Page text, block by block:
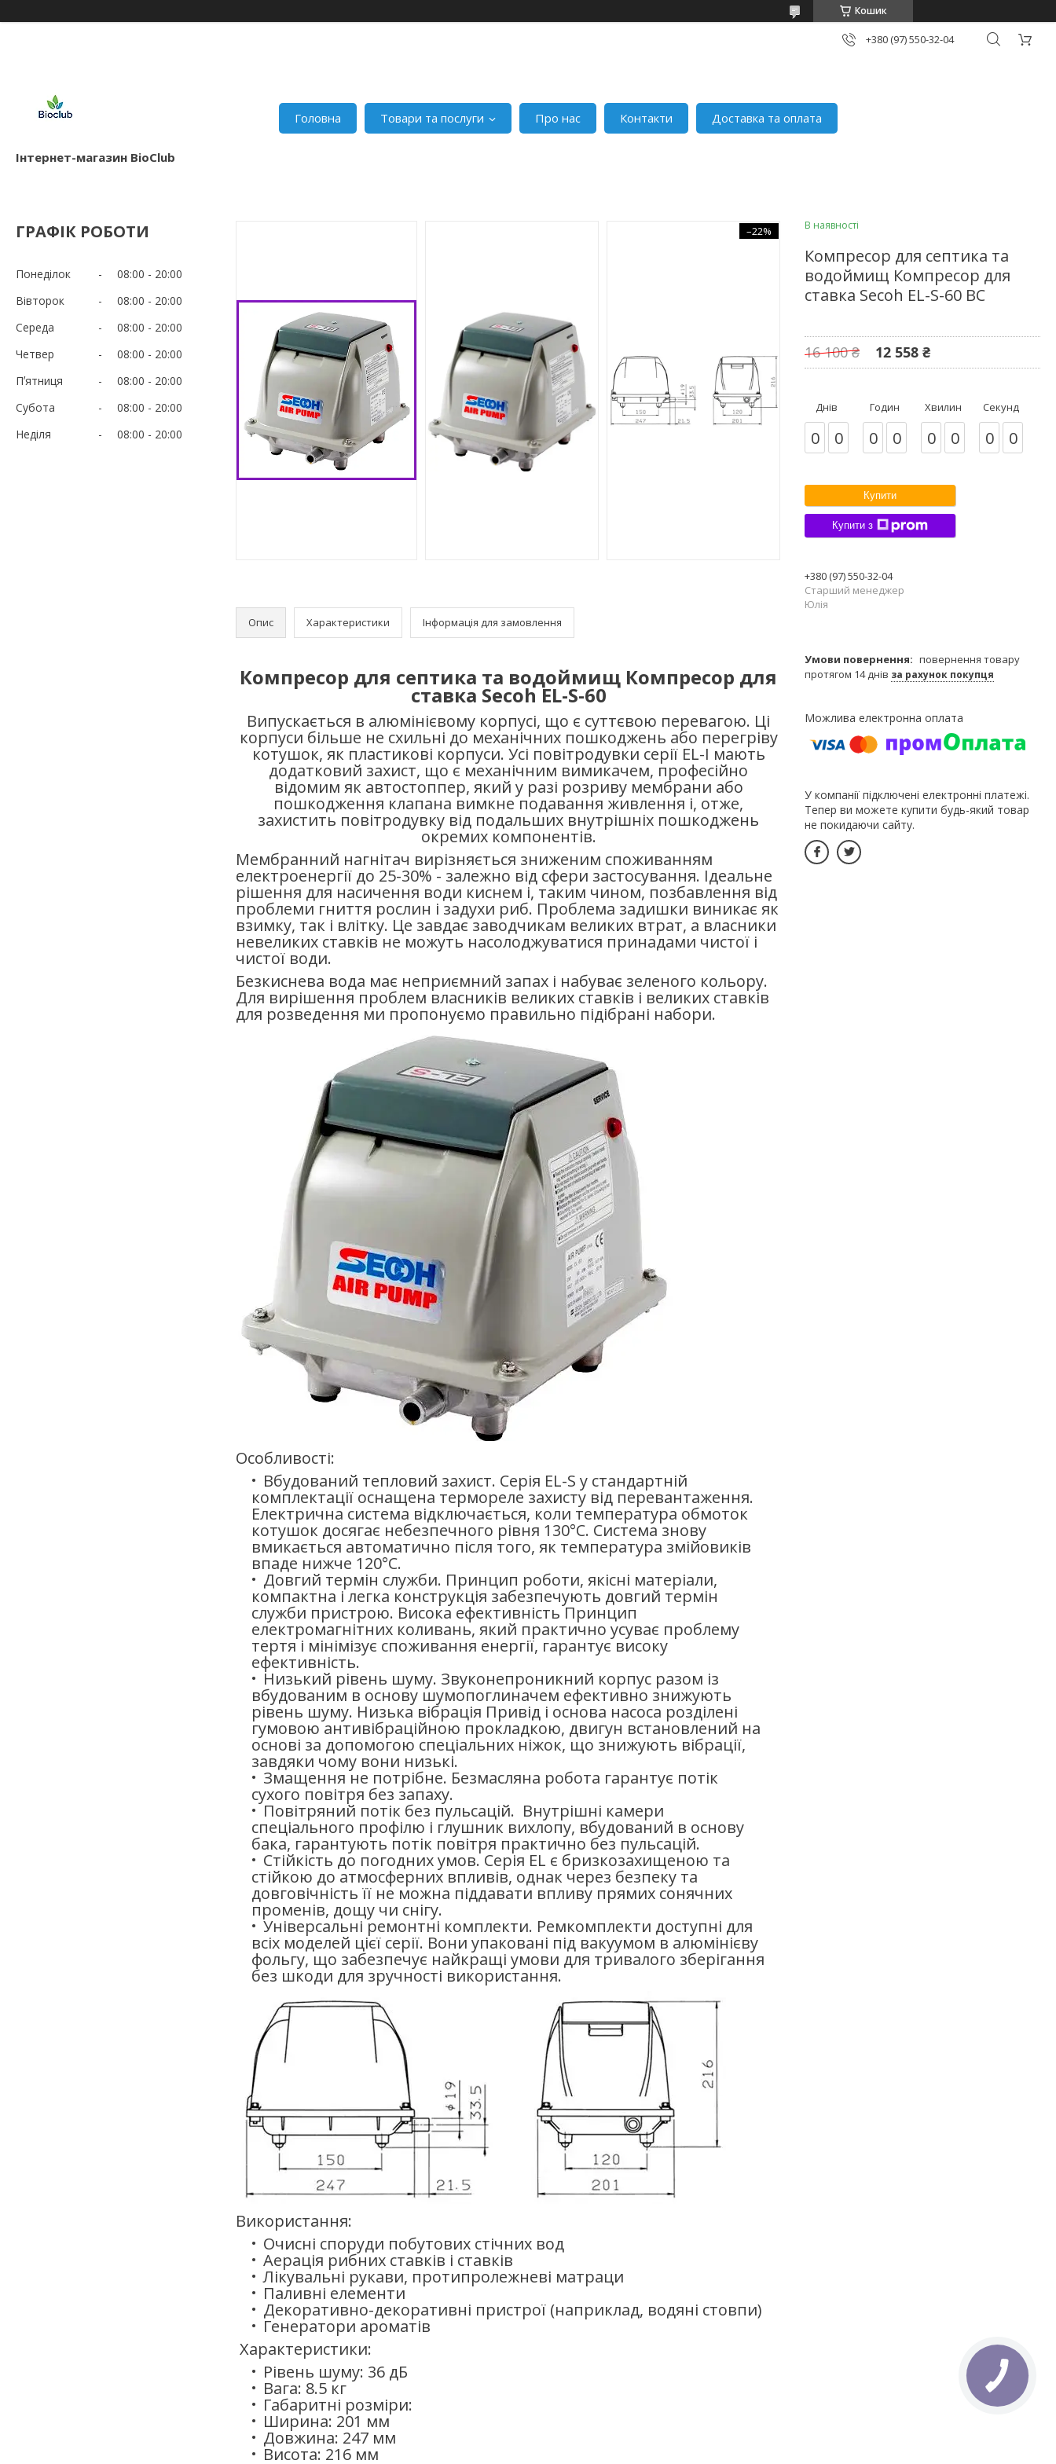
Кошик
+380 (97) 550-32-04
Інтернет-магазин BioClub
Головна Товари та послуги Про нас Контакти Доставка та оплата
ГРАФІК РОБОТИ
Понеділок 08:00
20:00
Вівторок
08:00
20:00
Середа
08:00
20:00
Четвер
08:00
20:00
Пʼятниця
08:00
20:00
Субота
08:00
20:00
Неділя
08:00 20:00
–22%
Опис Характеристики Інформація для замовлення
Компресор для септика та водоймищ Компресор для
ставка Secoh EL-S-60
Випускається в алюмінієвому корпусі, що є суттєвою перевагою. Ці
корпуси більше не схильні до механічних пошкоджень або перегріву
котушок, як пластикові корпуси. Усі повітродувки серії EL-I мають
додатковий захист, що є механічним вимикачем, професійно
відомим як автостоппер, який у разі розриву мембрани або
пошкодження клапана вимкне подавання живлення і, отже,
захистить повітродувку від подальших внутрішніх пошкоджень
окремих компонентів.
Мембранний нагнітач вирізняється зниженим споживанням
електроенергії до 25-30% - залежно від сфери застосування. Ідеальне
рішення для насичення води киснем і, таким чином, позбавлення від
проблеми гниття рослин і задухи риб. Проблема задишки виникає як
взимку, так і влітку. Це завдає заводчикам великих втрат, а власники
невеликих ставків не можуть насолоджуватися принадами чистої і
чистої води.
Безкиснева вода має неприємний запах і набуває зеленого кольору.
Для вирішення проблем власників великих ставків і великих ставків
для розведення ми пропонуємо правильно підібрані набори.
Особливості:
Вбудований тепловий захист. Серія EL-S у стандартній
комплектації оснащена термореле захисту від перевантаження.
Електрична система відключається, коли температура обмоток
котушок досягає небезпечного рівня 130°C. Система знову
вмикається автоматично після того, як температура змійовиків
впаде нижче 120°C.
Довгий термін служби. Принцип роботи, якісні матеріали,
компактна і легка конструкція забезпечують довгий термін
служби пристрою. Висока ефективність Принцип
електромагнітних коливань, який практично усуває проблему
тертя і мінімізує споживання енергії, гарантує високу
ефективність.
Низький рівень шуму. Звуконепроникний корпус разом із
вбудованим в основу шумопоглиначем ефективно знижують
рівень шуму. Низька вібрація Привід і основа насоса розділені
гумовою антивібраційною прокладкою, двигун встановлений на
основі за допомогою спеціальних ніжок, що знижують вібрації,
завдяки чому вони низькі.
Змащення не потрібне. Безмасляна робота гарантує потік
сухого повітря без запаху.
Повітряний потік без пульсацій. Внутрішні камери
спеціального профілю і глушник вихлопу, вбудований в основу
бака, гарантують потік повітря практично без пульсацій.
Стійкість до погодних умов. Серія EL є бризкозахищеною та
стійкою до атмосферних впливів, однак через безпеку та
довговічність її не можна піддавати впливу прямих сонячних
променів, дощу чи снігу.
Універсальні ремонтні комплекти. Ремкомплекти доступні для
всіх моделей цієї серії. Вони упаковані під вакуумом в алюмінієву
фольгу, що забезпечує найкращі умови для тривалого зберігання
без шкоди для зручності використання.
Використання:
Очисні споруди побутових стічних вод
Аерація рибних ставків і ставків
Лікувальні рукави, протипролежневі матраци
Паливні елементи
Декоративно-декоративні пристрої (наприклад, водяні стовпи)
Генератори ароматів
Характеристики:
Рівень шуму: 36 дБ
Вага: 8.5 кг
Габаритні розміри:
Ширина: 201 мм
Довжина: 247 мм
Висота: 216 мм
В наявності
Компресор для септика та
водоймищ Компресор для
ставка Secoh EL-S-60 BC
16 100 ₴ 12 558 ₴
Днів
0 0
Годин
0 0
Хвилин
0 0
Секунд
0 0
Купити
Купити з
+380 (97) 550-32-04
Старший менеджер
Юлія
повернення товару
протягом 14 днів за рахунок покупця
У компанії підключені електронні платежі.
Тепер ви можете купити будь-який товар
не покидаючи сайту.